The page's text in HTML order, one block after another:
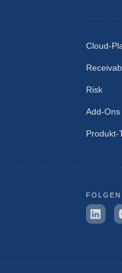
Cloud-
Risk
Add-Ons
Produkt-